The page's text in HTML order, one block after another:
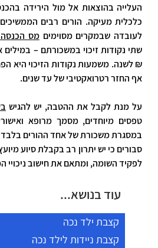
לעובדה שבמקרים מסוימים מס
אף החזר רטרואקטיבי של עד שנים.
על מנת לקבל את ההטבה, יש להגיש
לפקיד השומה, ומתאם את חישוב ניכויי
עוד בנושא...
קצבת ילד נכה
קצבת ניידות לילד נכה